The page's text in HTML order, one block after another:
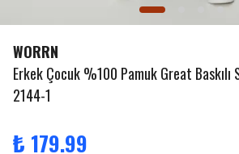
WORRN
Erkek Çocuk %100 Pamuk Great
2144-1
₺ 179.99